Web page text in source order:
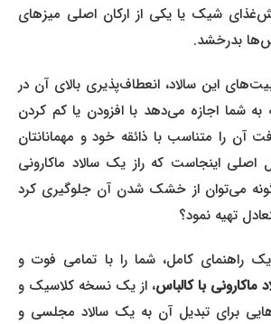
شیک یا یکی از ارکان اصلی میزهای
بدرخشد.
این سالاد، انعطاف‌پذیری بالای آن در
اجازه می‌دهد با افزودن یا کم کردن
آن را متناسب با ذائقه خود و مهمانانتان
اینجاست که راز یک سالاد ماکارونی
می‌توان از خشک شدن آن جلوگیری کرد
تهیه نمود؟
راهنمای کامل، شما را با تمامی فوت و
با کالباس، از یک نسخه کلاسیک و
برای تبدیل آن به یک سالاد مجلسی و